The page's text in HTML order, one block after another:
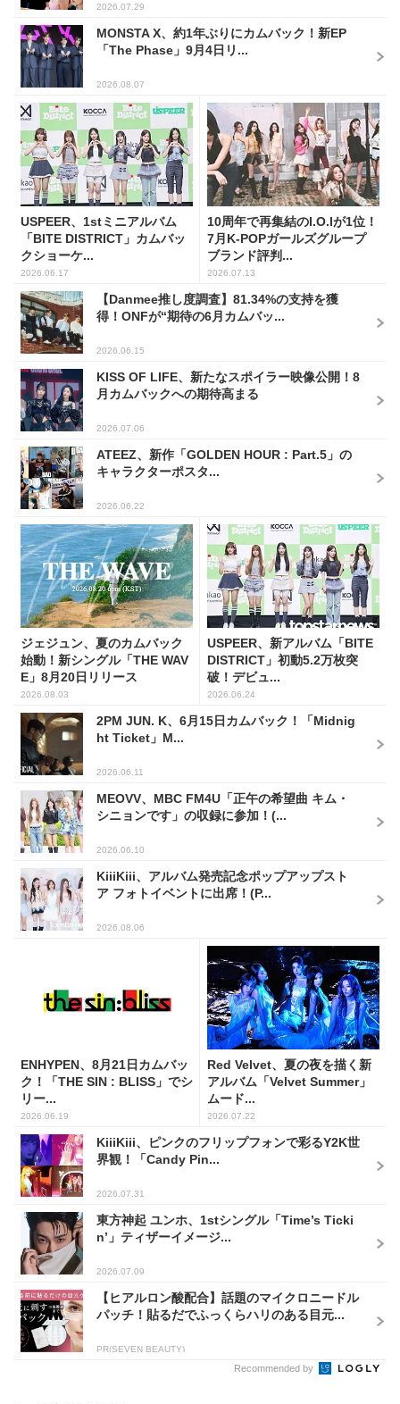
2026.07.29
MONSTA X、約1年ぶりにカムバック！新EP
「The Phase」9月4日リ...
2026.08.07
USPEER、1stミニアルバム
「BITE DISTRICT」カムバッ
クショーケ...
2026.06.17
10周年で再集結のI.O.Iが1位！
7月K-POPガールズグループ
ブランド評判...
2026.07.13
【Danmee推し度調査】81.34%の支持を獲
得！ONFが“期待の6月カムバッ...
2026.06.15
KISS OF LIFE、新たなスポイラー映像公開！8
月カムバックへの期待高まる
2026.07.06
ATEEZ、新作「GOLDEN HOUR : Part.5」の
キャラクターポスタ...
2026.06.22
ジェジュン、夏のカムバック
始動！新シングル「THE WAV
E」8月20日リリース
2026.08.03
USPEER、新アルバム「BITE
DISTRICT」初動5.2万枚突
破！デビュ...
2026.06.24
2PM JUN. K、6月15日カムバック！「Midnig
ht Ticket」M...
2026.06.11
MEOVV、MBC FM4U「正午の希望曲 キム・
シニョンです」の収録に参加！(...
2026.06.10
KiiiKiii、アルバム発売記念ポップアップスト
ア フォトイベントに出席！(P...
2026.08.06
ENHYPEN、8月21日カムバッ
ク！「THE SIN : BLISS」でシ
リー...
2026.06.19
Red Velvet、夏の夜を描く新
アルバム「Velvet Summer」
ムード...
2026.07.22
KiiiKiii、ピンクのフリップフォンで彩るY2K世
界観！「Candy Pin...
2026.07.31
東方神起 ユンホ、1stシングル「Time’s Ticki
n’」ティザーイメージ...
2026.07.09
【ヒアルロン酸配合】話題のマイクロニードル
パッチ！貼るだでふっくらハリのある目元...
PR(SEVEN BEAUTY)
Recommended by